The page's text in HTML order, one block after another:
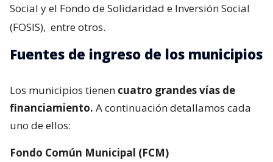
Social y el Fondo de Solidaridad e Inversión Social
(FOSIS), entre otros.
Fuentes de ingreso de los municipios
Los municipios tienen cuatro grandes vías de
financiamiento. A continuación detallamos cada
uno de ellos:
Fondo Común Municipal (FCM)